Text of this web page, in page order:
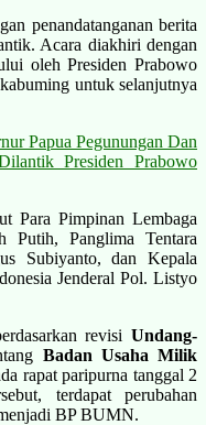
penandatanganan berita
Acara diakhiri dengan
oleh Presiden Prabowo
untuk selanjutnya
Papua Pegunungan Dan
Presiden Prabowo
Para Pimpinan Lembaga
Putih, Panglima Tentara
Subiyanto, dan Kepala
Jenderal Pol. Listyo
revisi Undang-
Badan Usaha Milik
rapat paripurna tanggal 2
terdapat perubahan
BP BUMN.